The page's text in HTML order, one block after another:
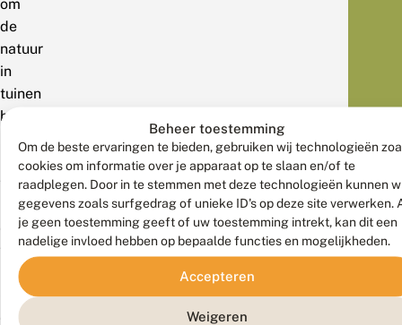
Beheer toestemming
Om de beste ervaringen te bieden, gebruiken wij technologieën
cookies om informatie over je apparaat op te slaan en/of te
raadplegen. Door in te stemmen met deze technologieën kunnen
gegevens zoals surfgedrag of unieke ID's op deze site verwerken.
je geen toestemming geeft of uw toestemming intrekt, kan dit een
nadelige invloed hebben op bepaalde functies en mogelijkheden.
Accepteren
Weigeren
om
de
natuur
in
tuinen
beter
beeld
krijgen
beschermen